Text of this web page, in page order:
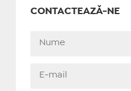
CONTACTEAZĂ-NE